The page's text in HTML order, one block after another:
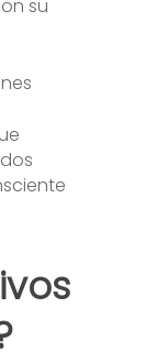
su